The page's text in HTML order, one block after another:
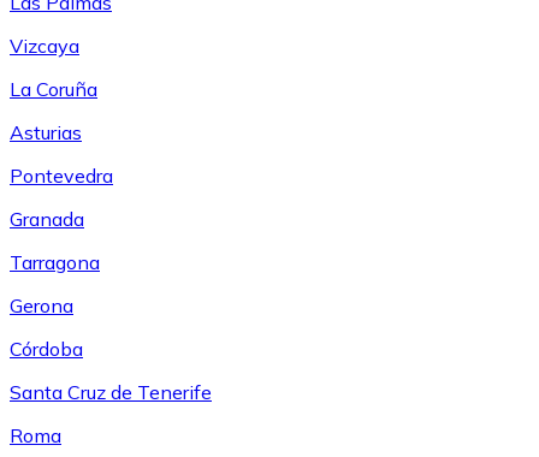
Vizcaya
La Coruña
Asturias
Pontevedra
Granada
Tarragona
Gerona
Córdoba
Santa Cruz de Tenerife
Roma